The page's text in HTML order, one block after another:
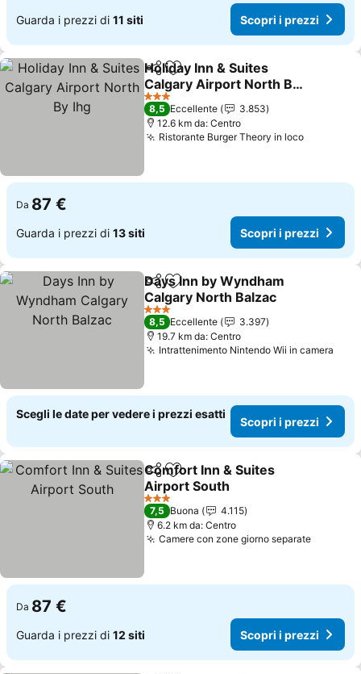
Guarda i prezzi di 11 siti Scopri i prezzi
CondividiAggiungi ai preferiti
Holiday Inn & Suites
Calgary Airport North By
Ihg
Scopri i prezzi
3 Stelle
8,5 Eccellente
3.853
12.6 km da: Centro
Ristorante Burger Theory in locoScopri i
Da 87 €
Guarda i prezzi di 13 siti Scopri i prezzi
CondividiAggiungi ai preferiti
Days Inn by Wyndham
Calgary North Balzac
Scopri i prezzi
3 Stelle
8,5 Eccellente
3.397
19.7 km da: Centro
Intrattenimento Nintendo Wii in camera
Scegli le date per vedere i prezzi esatti
Scopri i prezzi
CondividiAggiungi ai preferiti
Comfort Inn & Suites
Airport South
Scopri i prezzi
3 Stelle
7,5 Buona
4.115
6.2 km da: Centro
Camere con zone giorno separateScopri i
Da 87 €
Guarda i prezzi di 12 siti Scopri i prezzi